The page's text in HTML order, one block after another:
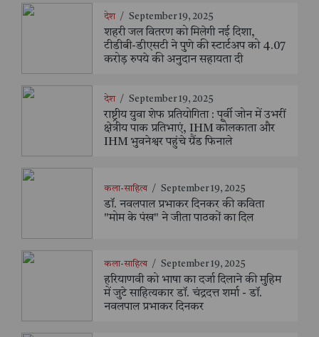
देश / September 19, 2025
शहरी जल वितरण को मिलेगी नई दिशा,
टीडीबी-डीएसटी ने पुणे की स्टार्टअप को 4.07
करोड़ रुपये की अनुदान सहायता दी
देश / September 19, 2025
राष्ट्रीय युवा शेफ प्रतियोगिता : पूर्वी जोन में उभरीं
क्षेत्रीय पाक प्रतिभाएं, IHM कोलकाता और
IHM भुवनेश्वर पहुंचे ग्रैंड फिनाले
कला-साहित्य / September 19, 2025
डॉ. नवलपाल प्रभाकर दिनकर की कविता
"मोम के पंख" ने जीता पाठकों का दिल
कला-साहित्य / September 19, 2025
हरियाणवी को भाषा का दर्जा दिलाने की मुहिम
में जुटे साहित्यकार डॉ. चंद्रदत्त शर्मा - डॉ.
नवलपाल प्रभाकर दिनकर